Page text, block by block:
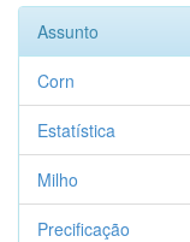
Assunto
Corn
Estatística
Milho
Precificação